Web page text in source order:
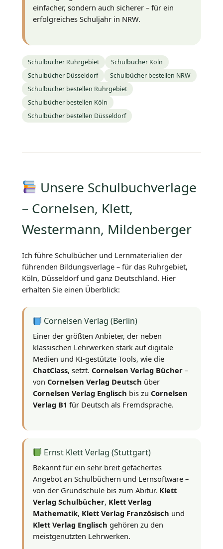
einfacher, sondern auch sicherer – für ein
erfolgreiches Schuljahr in NRW.
Schulbücher Ruhrgebiet
Schulbücher Köln
Schulbücher Düsseldorf
Schulbücher bestellen NRW
Schulbücher bestellen Ruhrgebiet
Schulbücher bestellen Köln
Schulbücher bestellen Düsseldorf
Unsere Schulbuchverlage
– Cornelsen, Klett,
Westermann, Mildenberger
Ich führe Schulbücher und Lernmaterialien der
führenden Bildungsverlage – für das Ruhrgebiet,
Köln, Düsseldorf und ganz Deutschland. Hier
erhalten Sie einen Überblick:
Cornelsen Verlag (Berlin)
Einer der größten Anbieter, der neben
klassischen Lehrwerken stark auf digitale
Medien und KI-gestützte Tools, wie die
ChatClass, setzt. Cornelsen Verlag Bücher –
von Cornelsen Verlag Deutsch über
Cornelsen Verlag Englisch bis zu Cornelsen
Verlag B1 für Deutsch als Fremdsprache.
Ernst Klett Verlag (Stuttgart)
Bekannt für ein sehr breit gefächertes
Angebot an Schulbüchern und Lernsoftware –
von der Grundschule bis zum Abitur. Klett
Verlag Schulbücher, Klett Verlag
Mathematik, Klett Verlag Französisch und
Klett Verlag Englisch gehören zu den
meistgenutzten Lehrwerken.